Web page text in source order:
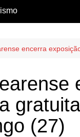
encerra
(27)